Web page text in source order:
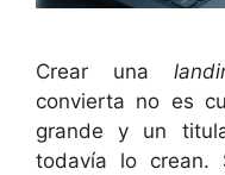
Crear una
convierta no es
grande y un
todavía lo crean.